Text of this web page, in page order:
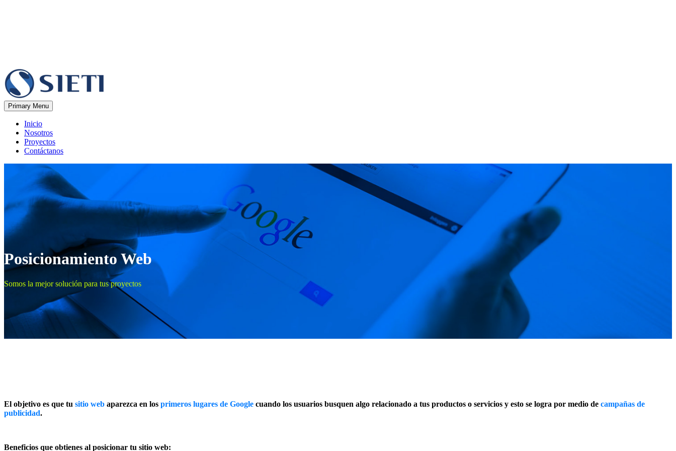
Primary Menu
Inicio
Nosotros
Proyectos
Contáctanos
Posicionamiento Web
Somos la mejor solución para tus proyectos
El objetivo es que tu sitio web aparezca en los primeros lugares de Google cuando los usuarios busquen algo relacionado a tus productos o servicios y esto se logra por medio de campañas de
publicidad.
Beneficios que obtienes al posicionar tu sitio web: